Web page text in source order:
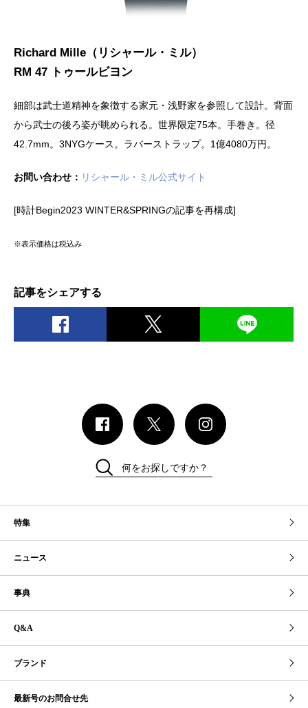
Richard Mille（リシャール・ミル）
RM 47 トゥールビヨン
細部は武士道精神を象徴する家元・浅野家を参照して設計。背面
から武士の後ろ姿が眺められる。世界限定75本。手巻き。径
42.7mm。3NYGケース。ラバーストラップ。1億4080万円。
お問い合わせ： リシャール・ミル公式サイト
[時計Begin2023 WINTER&SPRINGの記事を再構成]
※表示価格は税込み
記事をシェアする
特集
ニュース
事典
Q&A
ブランド
最新号のお問合せ先
何をお探しですか？